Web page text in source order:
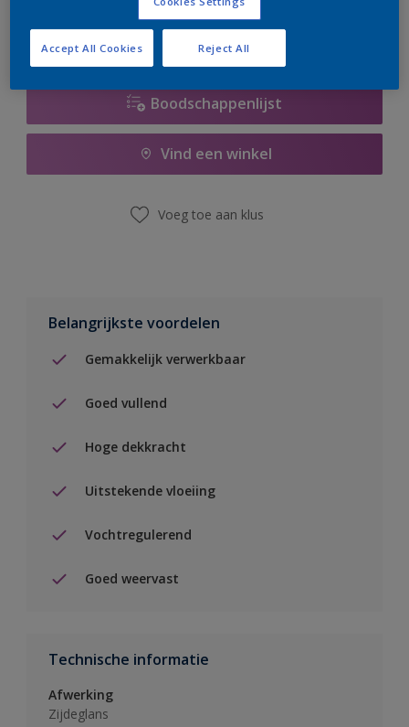
Boodschappenlijst
Vind een winkel
Voeg toe aan klus
Belangrijkste voordelen
Gemakkelijk verwerkbaar
Goed vullend
Hoge dekkracht
Uitstekende vloeiing
Vochtregulerend
Goed weervast
Technische informatie
Afwerking
Zijdeglans
Reject All
Accept All Cookies